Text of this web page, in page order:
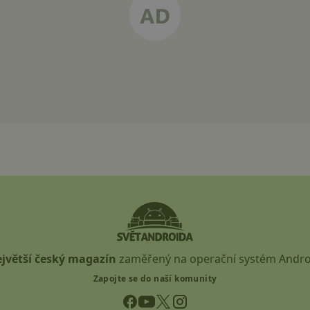
český magazín zaměřený na operační systém
Zapojte se do naší komunity